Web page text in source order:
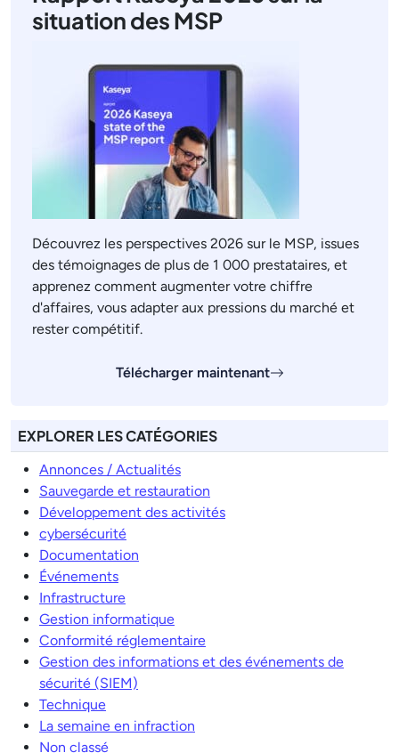
situation des MSP
Découvrez les perspectives 2026 sur le MSP, issues
des témoignages de plus de 1 000 prestataires, et
apprenez comment augmenter votre chiffre
d'affaires, vous adapter aux pressions du marché et
rester compétitif.
Télécharger maintenant
EXPLORER LES CATÉGORIES
Annonces / Actualités
Sauvegarde et restauration
Développement des activités
cybersécurité
Documentation
Événements
Infrastructure
Gestion informatique
Conformité réglementaire
Gestion des informations et des événements de
sécurité (SIEM)
Technique
La semaine en infraction
Non classé